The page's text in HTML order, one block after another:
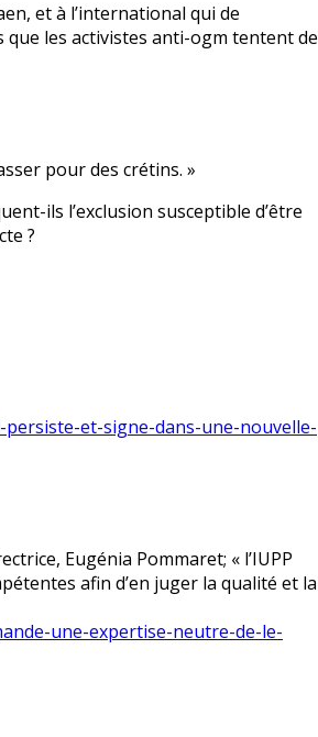
et à l’international qui de
les activistes anti-ogm tentent de
pour des crétins. »
ils l’exclusion susceptible d’être
?
et-signe-dans-une-nouvelle-
Eugénia Pommaret; « l’IUPP
afin d’en juger la qualité et la
une-expertise-neutre-de-le-